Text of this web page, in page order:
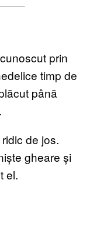
prin
timp de
până
de jos.
gheare și
el.